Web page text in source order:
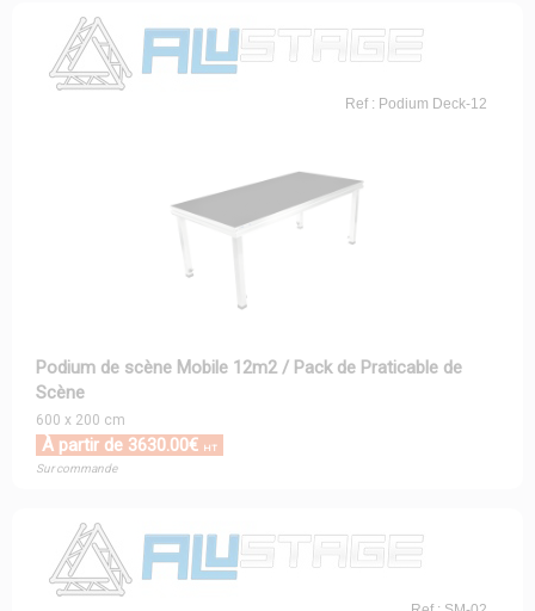
Ref : Podium Deck-12
Podium de scène Mobile 12m2 / Pack de Praticable de
Scène
600 x 200 cm
À partir de 3630.00€ HT
Sur commande